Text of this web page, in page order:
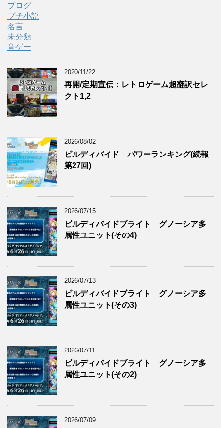
ブログ
プチ小説
名言
未分類
音ゲー
2020/11/22
再開/定期宣伝：レトロゲーム超翻訳セレ
クト1,2
2026/08/02
ビルディバイド パワーランキング(続報
第27回)
2026/07/15
ビルディバイドブライト グノーシア多
属性ユニット(その4)
2026/07/13
ビルディバイドブライト グノーシア多
属性ユニット(その3)
2026/07/11
ビルディバイドブライト グノーシア多
属性ユニット(その2)
2026/07/09